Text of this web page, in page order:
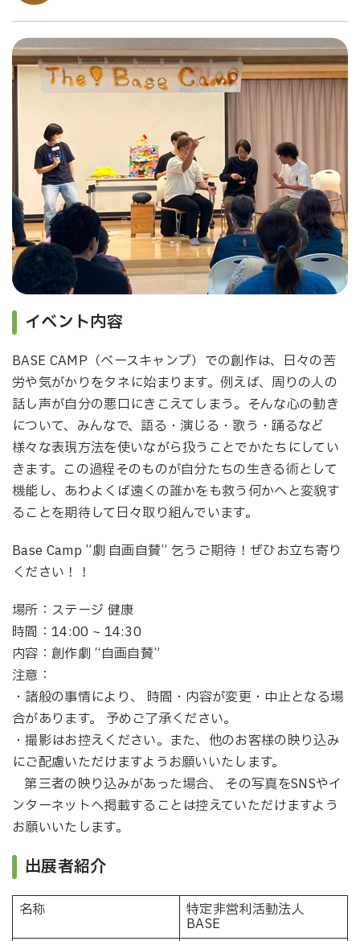
イベント内容
BASE CAMP（ベースキャンプ）での創作は、日々の苦
労や気がかりをタネに始まります。例えば、周りの人の
話し声が自分の悪口にきこえてしまう。そんな心の動き
について、みんなで、語る・演じる・歌う・踊るなど
様々な表現方法を使いながら扱うことでかたちにしてい
きます。この過程そのものが自分たちの生きる術として
機能し、あわよくば遠くの誰かをも救う何かへと変貌す
ることを期待して日々取り組んでいます。
Base Camp ”劇 自画自賛” 乞うご期待！ぜひお立ち寄り
ください！！
場所：ステージ 健康
時間：14:00 ~ 14:30
内容：創作劇 “自画自賛”
注意：
・諸般の事情により、 時間・内容が変更・中止となる場
合があります。 予めご了承ください。
・撮影はお控えください。また、他のお客様の映り込み
にご配慮いただけますようお願いいたします。
第三者の映り込みがあった場合、 その写真をSNSやイ
ンターネットヘ掲載することは控えていただけますよう
お願いいたします。
出展者紹介
名称 特定非営利活動法人
BASE